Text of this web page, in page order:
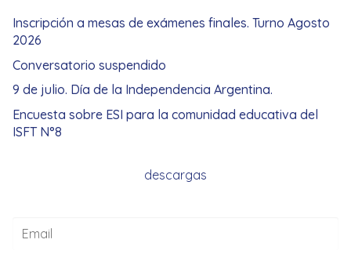
Inscripción a mesas de exámenes finales. Turno Agosto
2026
Conversatorio suspendido
9 de julio. Día de la Independencia Argentina.
Encuesta sobre ESI para la comunidad educativa del
ISFT N°8
descargas